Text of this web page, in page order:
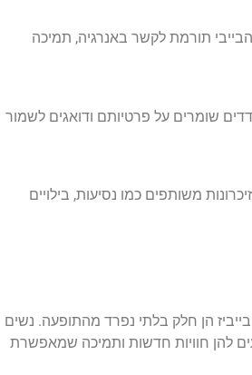
תורמת לקשר באנרגיה, תמיכה
שומרים על פרטיותם ודואגים לשמור
משותפים כמו נסיעות, בילויים
הן חלק בלתי נפרד מהתופעה. נשים
להן חוויות חדשות ותמיכה שמאפשרת